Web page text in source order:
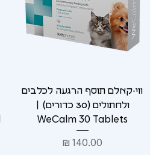
ווי-קאלם תוסף הרגעה לכלבים
ולחתולים (30 כדורים) |
WeCalm 30 Tablets
מחיר